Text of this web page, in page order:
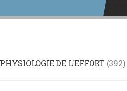
PHYSIOLOGIE DE L'EFFORT 392